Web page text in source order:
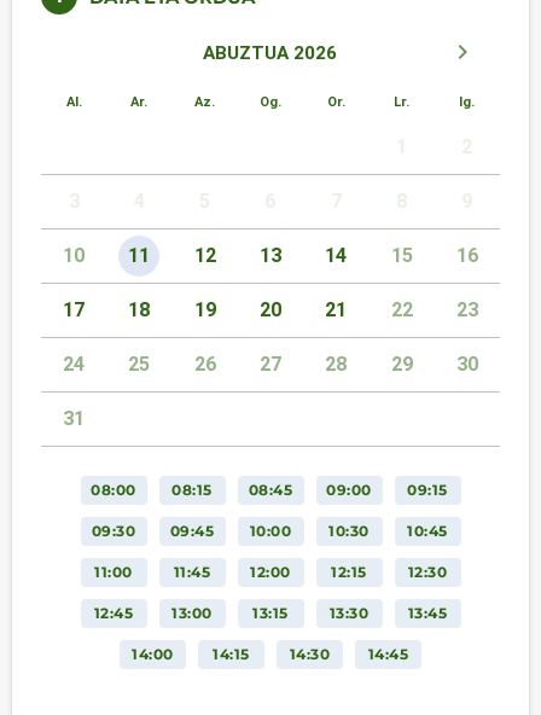
ABUZTUA 2026 keyboard_arrow_right
Al. Ar. Az. Og. Or. Lr. Ig.
10 11 12 13 14 15 16
17 18 19 20 21 22 23
24 25 26 27 28 29 30
31
08:00 08:15 08:45 09:00 09:15
09:30 09:45 10:00 10:30 10:45
11:00 11:45 12:00 12:15 12:30
12:45 13:00 13:15 13:30 13:45
14:00 14:15 14:30 14:45